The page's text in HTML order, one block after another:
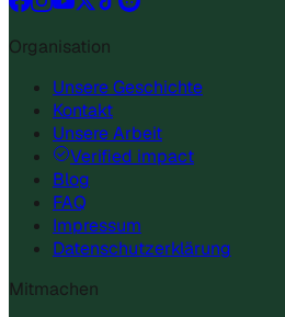
Organisation
Unsere Geschichte
Kontakt
Unsere Arbeit
Verified impact
Blog
FAQ
Impressum
Datenschutzerklärung
Mitmachen